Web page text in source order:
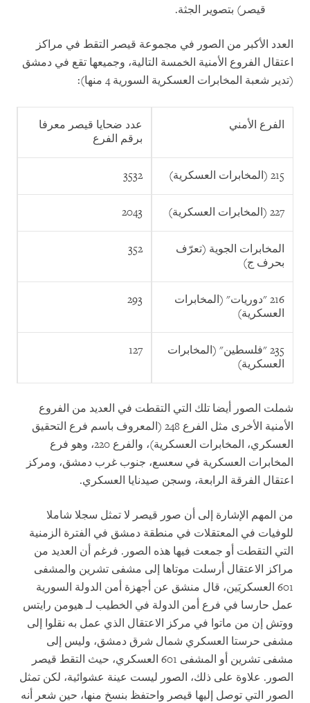
قيصر) بتصوير الجثة.
العدد الأكبر من الصور في مجموعة قيصر التقط في مراكز
اعتقال الفروع الأمنية الخمسة التالية، وجميعها تقع في دمشق
(تدير شعبة المخابرات العسكرية السورية 4 منها):
الفرع الأمني
عدد ضحايا قيصر معرفا
برقم الفرع
215 (المخابرات العسكرية) 3532
227 (المخابرات العسكرية) 2043
المخابرات الجوية (تعرّف
بحرف ج)
352
216 "دوريات" (المخابرات
العسكرية)
293
235 "فلسطين" (المخابرات
العسكرية)
127
شملت الصور أيضا تلك التي التقطت في العديد من الفروع
الأمنية الأخرى مثل الفرع 248 (المعروف باسم فرع التحقيق
العسكري، المخابرات العسكرية)، والفرع 220، وهو فرع
المخابرات العسكرية في سعسع، جنوب غرب دمشق، ومركز
اعتقال الفرقة الرابعة، وسجن صيدنايا العسكري.
من المهم الإشارة إلى أن صور قيصر لا تمثل سجلا شاملا
للوفيات في المعتقلات في منطقة دمشق في الفترة الزمنية
التي التقطت أو جمعت فيها هذه الصور. فرغم أن العديد من
مراكز الاعتقال أرسلت موتاها إلى مشفى تشرين والمشفى
601 العسكريَين، قال منشق عن أجهزة أمن الدولة السورية
عمل حارسا في فرع أمن الدولة في الخطيب لـ هيومن رايتس
ووتش إن من ماتوا في مركز الاعتقال الذي عمل به نقلوا إلى
مشفى حرستا العسكري شمال شرق دمشق، وليس إلى
مشفى تشرين أو المشفى 601 العسكري، حيث التقط قيصر
الصور. علاوة على ذلك، الصور ليست عينة عشوائية، لكن تمثل
الصور التي توصل إليها قيصر واحتفظ بنسخ منها، حين شعر أنه